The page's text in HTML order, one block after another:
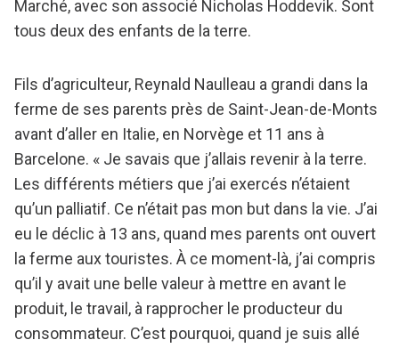
Marché, avec son associé Nicholas Hoddevik. Sont
tous deux des enfants de la terre.
Fils d’agriculteur, Reynald Naulleau a grandi dans la
ferme de ses parents près de Saint-Jean-de-Monts
avant d’aller en Italie, en Norvège et 11 ans à
Barcelone. « Je savais que j’allais revenir à la terre.
Les différents métiers que j’ai exercés n’étaient
qu’un palliatif. Ce n’était pas mon but dans la vie. J’ai
eu le déclic à 13 ans, quand mes parents ont ouvert
la ferme aux touristes. À ce moment-là, j’ai compris
qu’il y avait une belle valeur à mettre en avant le
produit, le travail, à rapprocher le producteur du
consommateur. C’est pourquoi, quand je suis allé